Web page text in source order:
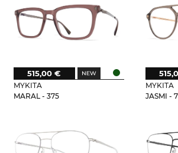
MYKITA
MARAL - 375
515,00 €
MYKITA
JASMI -